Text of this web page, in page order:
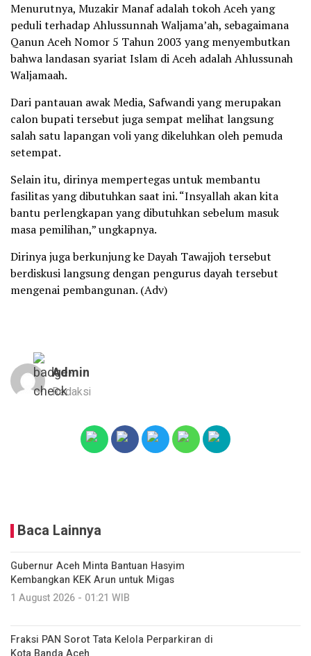
Menurutnya, Muzakir Manaf adalah tokoh Aceh yang
peduli terhadap Ahlussunnah Waljama’ah, sebagaimana
Qanun Aceh Nomor 5 Tahun 2003 yang menyembutkan
bahwa landasan syariat Islam di Aceh adalah Ahlussunah
Waljamaah.
Dari pantauan awak Media, Safwandi yang merupakan
calon bupati tersebut juga sempat melihat langsung
salah satu lapangan voli yang dikeluhkan oleh pemuda
setempat.
Selain itu, dirinya mempertegas untuk membantu
fasilitas yang dibutuhkan saat ini. “Insyallah akan kita
bantu perlengkapan yang dibutuhkan sebelum masuk
masa pemilihan,” ungkapnya.
Dirinya juga berkunjung ke Dayah Tawajjoh tersebut
berdiskusi langsung dengan pengurus dayah tersebut
mengenai pembangunan. (Adv)
Admin
Redaksi
Baca Lainnya
Gubernur Aceh Minta Bantuan Hasyim
Kembangkan KEK Arun untuk Migas
1 August 2026 - 01:21 WIB
Fraksi PAN Sorot Tata Kelola Perparkiran di